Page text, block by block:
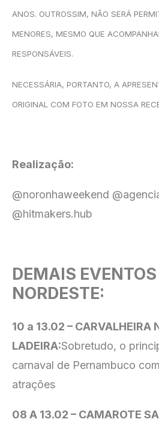
ANOS. OUTROSSIM, NÃO SERÁ
MENORES, MESMO QUE
RESPONSÁVEIS.
NECESSÁRIA, PORTANTO, A
ORIGINAL COM FOTO EM NOSSA
Realização:
@noronhaweekend
@hitmakers.hub
DEMAIS
NORDESTE:
10 a 13.02 – CARVALHEIRA
LADEIRA:Sobretudo, o
carnaval de Pernambuco
atrações
08 A 13.02 – CAMAROTE